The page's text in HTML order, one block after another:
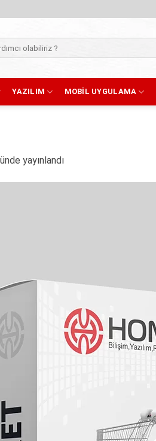
YAZILIM MOBIL UYGULAMA
yayınlandı